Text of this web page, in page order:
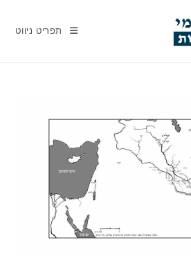
תפריט ניווט